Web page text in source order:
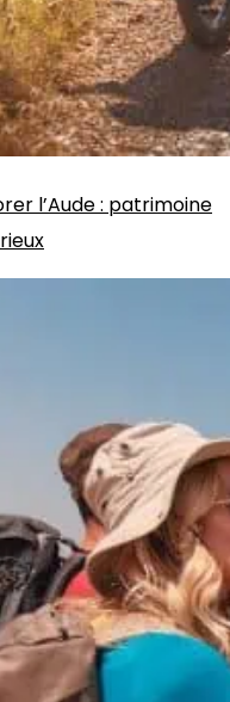
l’Aude : patrimoine